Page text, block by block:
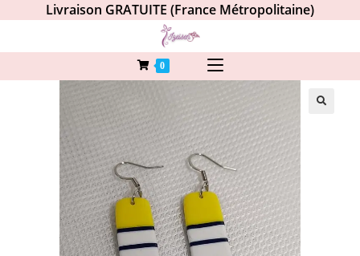
Livraison GRATUITE (France Métropolitaine)
0